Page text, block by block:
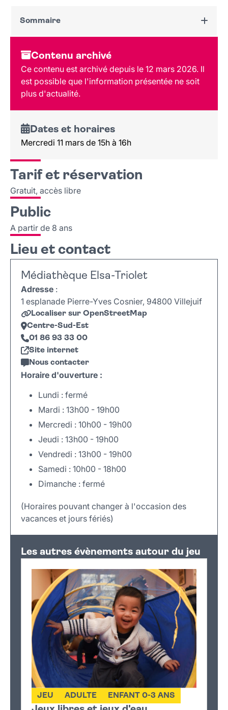
Sommaire
Dates et horaires
Tarif et réservation
Public
Lieu et contact
Contenu archivé
Ce contenu est archivé depuis le 12 mars 2026. Il
est possible que l'information présentée ne soit
plus d'actualité.
Dates et horaires
Mercredi 11 mars de 15h à 16h
Tarif et réservation
Gratuit, accès libre
Public
A partir de 8 ans
Lieu et contact
Médiathèque Elsa-Triolet
Adresse :
1 esplanade Pierre-Yves Cosnier, 94800 Villejuif
Localiser sur OpenStreetMap
Centre-Sud-Est
01 86 93 33 00
Site internet
Nous contacter
Horaire d'ouverture :
Lundi : fermé
Mardi : 13h00 - 19h00
Mercredi : 10h00 - 19h00
Jeudi : 13h00 - 19h00
Vendredi : 13h00 - 19h00
Samedi : 10h00 - 18h00
Dimanche : fermé
(Horaires pouvant changer à l'occasion des
vacances et jours fériés)
+
−
Les autres évènements autour du jeu
JEU ADULTE ENFANT 0-3 ANS